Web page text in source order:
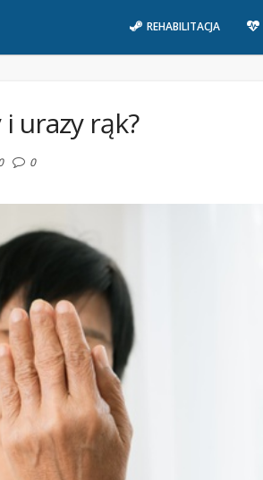
REHABILITACJA
urazy rąk?
0